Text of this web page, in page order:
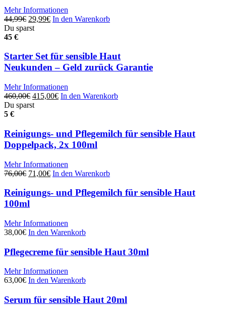
Mehr Informationen
44,99€ Ursprünglicher
Preis
29,99€Aktueller
In den Warenkorb
Du sparst
45 €
Starter Set für sensible Haut
Neukunden – Geld zurück Garantie
Mehr Informationen
460,00€ Ursprünglicher
Preis
415,00€Aktueller
In den Warenkorb
Du sparst
5 €
Reinigungs- und Pflegemilch für sensible Haut
Doppelpack, 2x 100ml
Mehr Informationen
76,00€ Ursprünglicher
war:
76,00€
71,00€Aktueller
ist:
In den Warenkorb
Reinigungs- und Pflegemilch für sensible Haut
100ml
Mehr Informationen
38,00€ In den Warenkorb
Pflegecreme für sensible Haut 30ml
Mehr Informationen
63,00€ In den Warenkorb
Serum für sensible Haut 20ml